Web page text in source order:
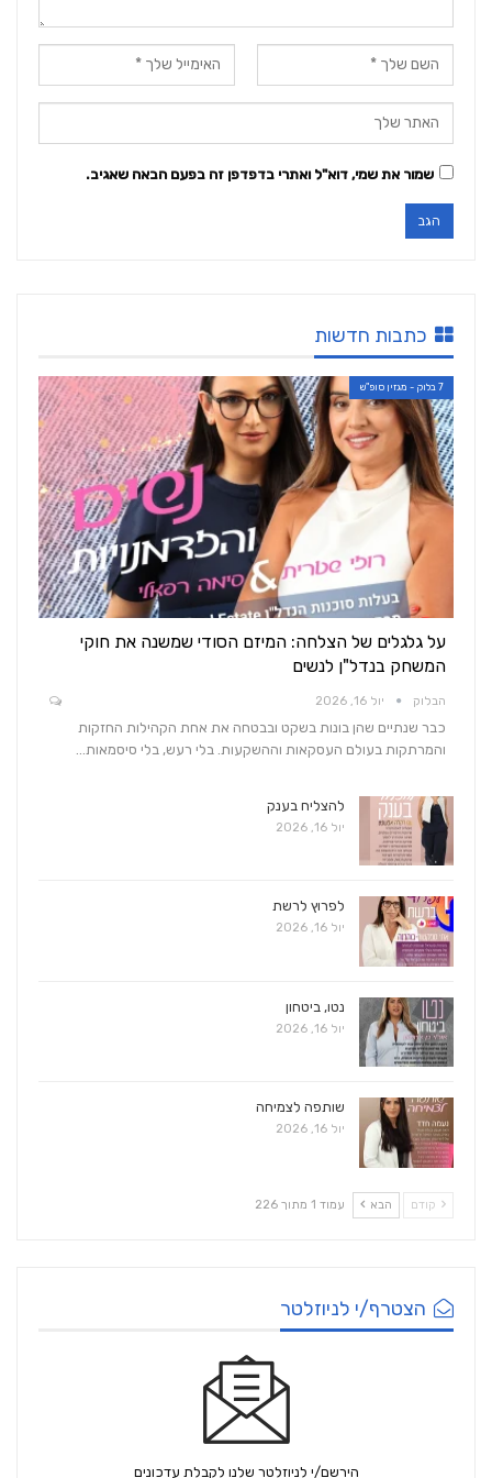
שמור את שמי, דוא"ל ואתרי בדפדפן זה בפעם הבאה שאגיב.
כתבות חדשות
7 בלוק - מגזין סופ"ש
על גלגלים של הצלחה: המיזם הסודי שמשנה את חוקי
המשחק בנדל"ן לנשים
הבלוק יול 16, 2026
כבר שנתיים שהן בונות בשקט ובבטחה את אחת הקהילות החזקות
והמרתקות בעולם העסקאות וההשקעות. בלי רעש, בלי סיסמאות…
להצליח בענק
יול 16, 2026
לפרוץ לרשת
יול 16, 2026
נטו, ביטחון
יול 16, 2026
שותפה לצמיחה
יול 16, 2026
קודם הבא עמוד 1 מתוך 226
הצטרף/י לניוזלטר
הירשם/י לניוזלטר שלנו לקבלת עדכונים